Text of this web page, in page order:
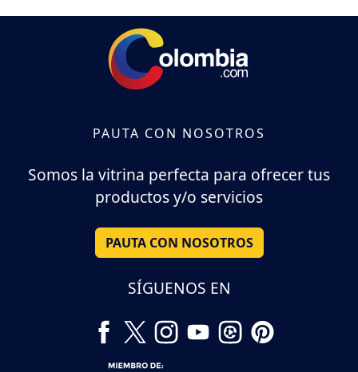
PAUTA CON NOSOTROS
Somos la vitrina perfecta para ofrecer tus
productos y/o servicios
PAUTA CON NOSOTROS
SÍGUENOS EN